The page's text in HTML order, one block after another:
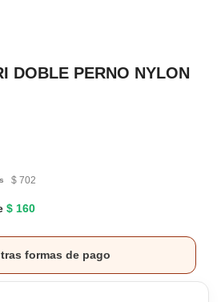
DOBLE PERNO NYLON
$ 702
$ 160
formas de pago